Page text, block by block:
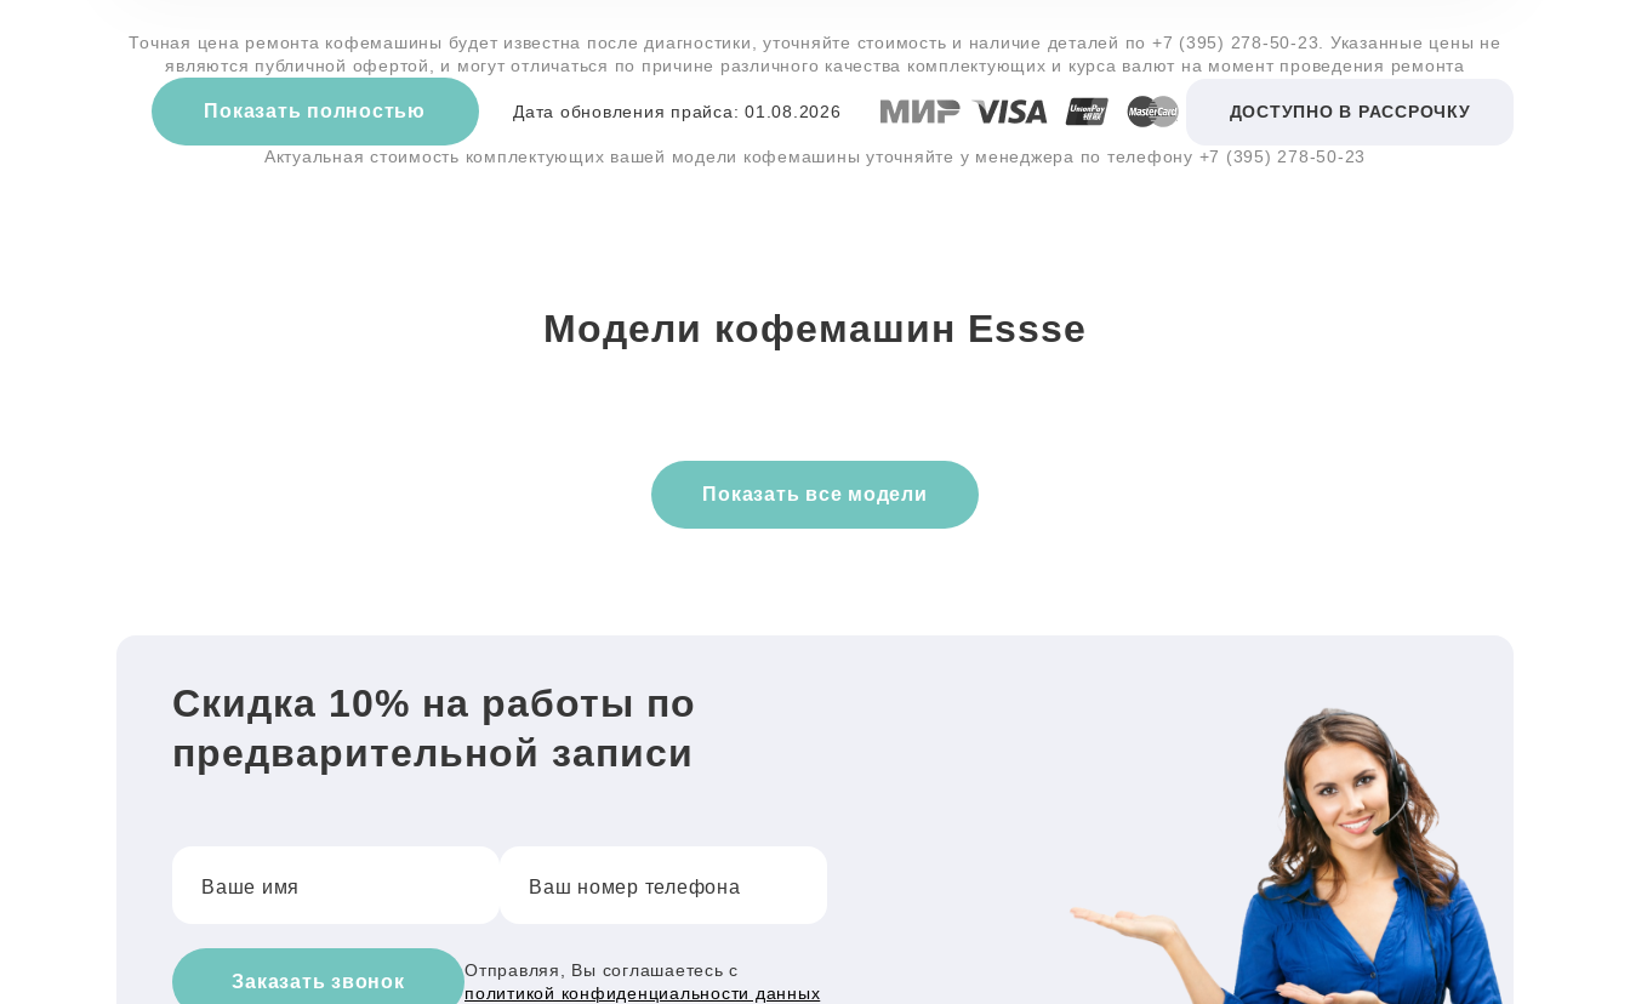
Точная цена ремонта кофемашины будет известна после диагностики, уточняйте стоимость и наличие деталей по +7 (395) 278-50-23 . Указанные цены не
являются публичной офертой, и могут отличаться по причине различного качества комплектующих и курса валют на момент проведения ремонта
Показать полностью Дата обновления прайса: 01.08.2026 ДОСТУПНО В РАССРОЧКУ
Актуальная стоимость комплектующих вашей модели кофемашины уточняйте у менеджера по телефону +7 (395) 278-50-23
Модели кофемашин Essse
Показать все модели
Скидка 10% на работы по
предварительной записи
Ваше имя Ваш номер телефона
Заказать звонок
Отправляя, Вы соглашаетесь с
политикой конфиденциальности данных